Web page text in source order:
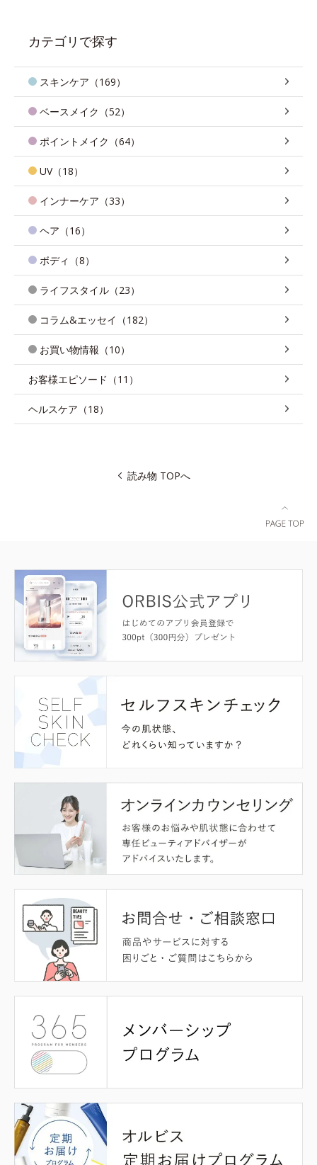
カテゴリで探す
スキンケア（169）
ベースメイク（52）
ポイントメイク（64）
UV（18）
インナーケア（33）
ヘア（16）
ボディ（8）
ライフスタイル（23）
コラム&エッセイ（182）
お買い物情報（10）
お客様エピソード（11）
ヘルスケア（18）
読み物 TOPへ